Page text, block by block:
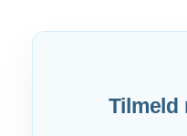
Tilmeld